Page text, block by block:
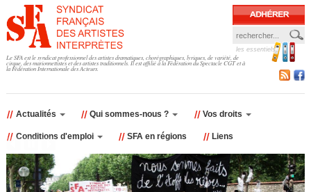
F
r
u
les essentiels
Le SFA est le syndicat professionnel des artistes dramatiques, chorégraphiques, lyriques, de variété, de
cirque, des marionnettistes et des artistes traditionnels. Il est affilié à la Fédération du Spectacle CGT et à
la Fédération Internationale des Acteurs.
Actualités Qui sommes-nous ? Vos droits
Conditions d'emploi SFA en régions Liens